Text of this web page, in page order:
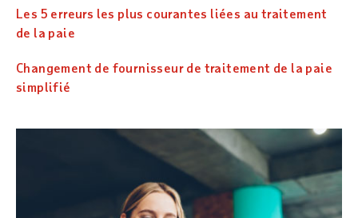
Les 5 erreurs les plus courantes liées au traitement
de la paie
Changement de fournisseur de traitement de la paie
simplifié